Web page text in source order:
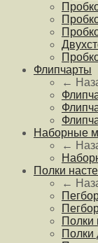
Флипчарты
←
Наборные
←
Полки
←
Полки
Полки